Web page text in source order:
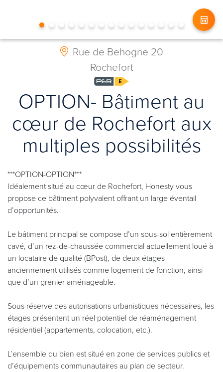
Rue de Behogne 20
Rochefort
OPTION- Bâtiment au
cœur de Rochefort aux
multiples possibilités
***OPTION-OPTION***
Idéalement situé au cœur de Rochefort, Honesty vous
propose ce bâtiment polyvalent offrant un large éventail
d’opportunités.
Le bâtiment principal se compose d’un sous-sol entièrement
cavé, d’un rez-de-chaussée commercial actuellement loué à
un locataire de qualité (BPost), de deux étages
anciennement utilisés comme logement de fonction, ainsi
que d’un grenier aménageable.
Sous réserve des autorisations urbanistiques nécessaires, les
étages présentent un réel potentiel de réaménagement
résidentiel (appartements, colocation, etc.).
L’ensemble du bien est situé en zone de services publics et
d’équipements communautaires au plan de secteur.